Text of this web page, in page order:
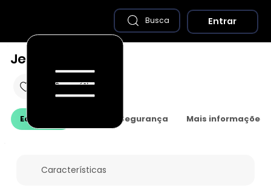
Características
Economia Saúde e Segurança Mais informações
Jequié - BA
Busca Entrar